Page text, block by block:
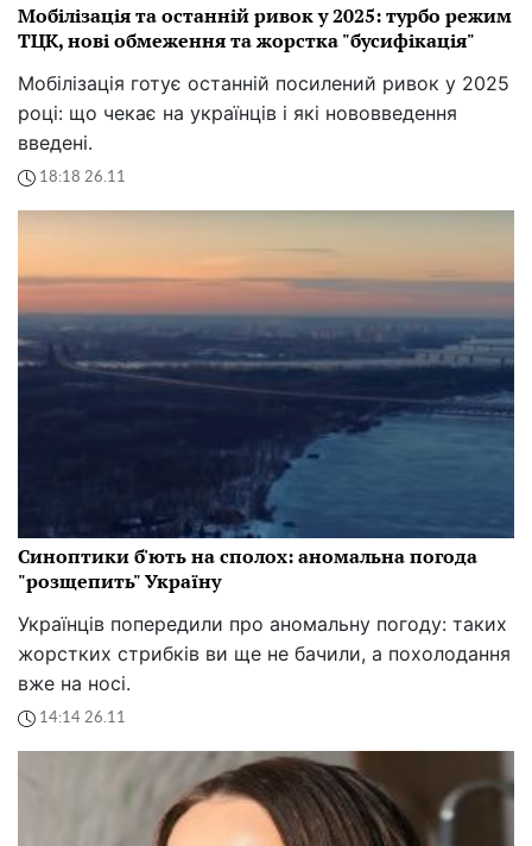
Мобілізація та останній ривок у 2025: турбо режим
ТЦК, нові обмеження та жорстка "бусифікація"
Мобілізація готує останній посилений ривок у 2025
році: що чекає на українців і які нововведення
введені.
18:18 26.11
Синоптики б'ють на сполох: аномальна погода
"розщепить" Україну
Українців попередили про аномальну погоду: таких
жорстких стрибків ви ще не бачили, а похолодання
вже на носі.
14:14 26.11